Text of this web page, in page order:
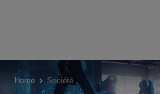
Home Société